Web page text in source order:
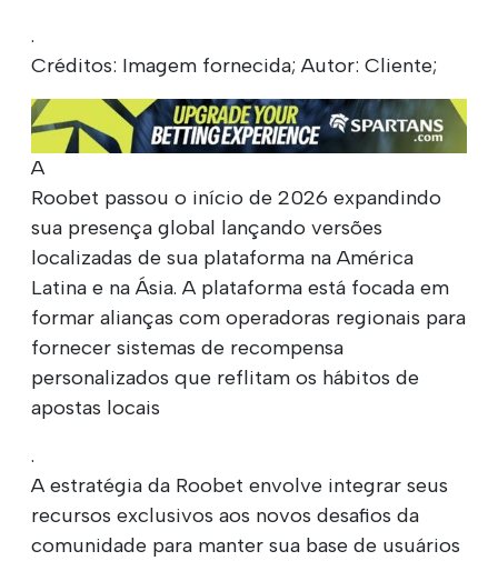
.
Créditos: Imagem fornecida; Autor: Cliente;
A
Roobet passou o início de 2026 expandindo
sua presença global lançando versões
localizadas de sua plataforma na América
Latina e na Ásia. A plataforma está focada em
formar alianças com operadoras regionais para
fornecer sistemas de recompensa
personalizados que reflitam os hábitos de
apostas locais
.
A estratégia da Roobet envolve integrar seus
recursos exclusivos aos novos desafios da
comunidade para manter sua base de usuários